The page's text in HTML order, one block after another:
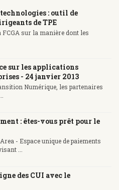
: outil de
de TPE
FCGA sur la manière dont les
sur les applications
- 24 janvier 2013
Numérique, les partenaires
: êtes-vous prêt pour le
- Espace unique de paiements
...
des CUI avec le